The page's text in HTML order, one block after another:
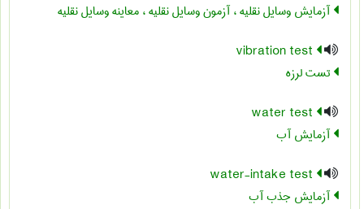
آزمایش وسایل نقلیه ، آزمون وسایل نقلیه ، معاینه وسایل نقلیه
تست لرزه
آزمایش آب
آزمایش جذب آب